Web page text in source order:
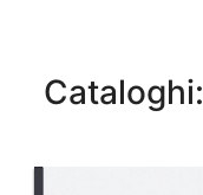
Cataloghi: